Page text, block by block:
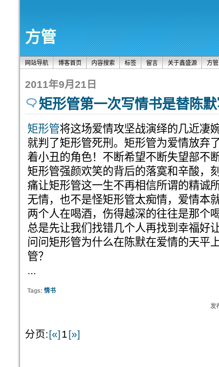
方管
网站导航 博客首页 内容搜索 标签 留言 关于鑫盛源 方
2011年9月21日
矩形管第一次写情书是替陈
矩形管将这场爱情攻坚战演绎的几近凄
就判了矩形管死刑。矩形管为爱情放弃
着小丑的角色！不断希望不断失望部不
矩形管强颜欢笑的背后的落寞和辛酸，
痛让矩形管这一生不再相信所谓的精诚
无情，也不是怪矩形管太痴情，爱情本
两个人在喝酒，伤得越深的往往是那个
总是先让我们找错几个人再找到幸福好
问问矩形管为什么在陈默在爱情的天平
管？
...
Tags: 情书
发
分页:[«]1[»]